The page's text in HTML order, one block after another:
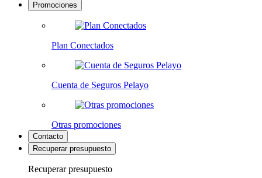
Promociones
Plan Conectados
Cuenta de Seguros Pelayo
Otras promociones
Contacto
Recuperar presupuesto
Recuperar presupuesto